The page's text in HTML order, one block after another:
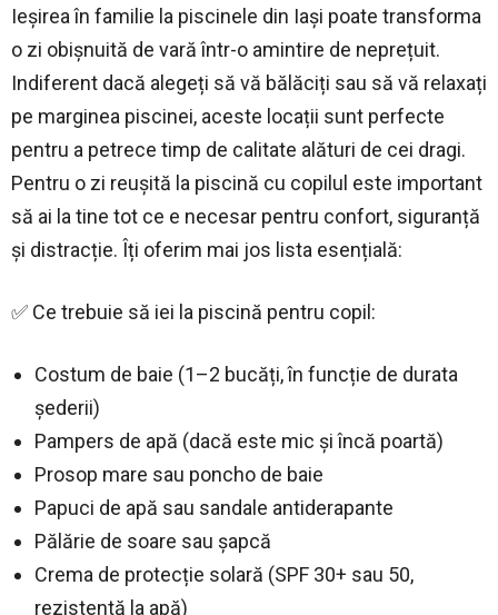
Ieșirea în familie la piscinele din Iași poate transforma
o zi obișnuită de vară într-o amintire de neprețuit.
Indiferent dacă alegeți să vă bălăciți sau să vă relaxați
pe marginea piscinei, aceste locații sunt perfecte
pentru a petrece timp de calitate alături de cei dragi.
Pentru o zi reușită la piscină cu copilul este important
să ai la tine tot ce e necesar pentru confort, siguranță
și distracție. Îți oferim mai jos lista esențială:
✅ Ce trebuie să iei la piscină pentru copil:
Costum de baie (1–2 bucăți, în funcție de durata
șederii)
Pampers de apă (dacă este mic și încă poartă)
Prosop mare sau poncho de baie
Papuci de apă sau sandale antiderapante
Pălărie de soare sau șapcă
Crema de protecție solară (SPF 30+ sau 50,
rezistentă la apă)